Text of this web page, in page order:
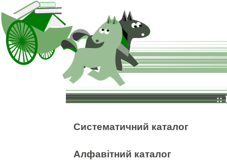
::
Систематичний каталог
Алфавітний каталог